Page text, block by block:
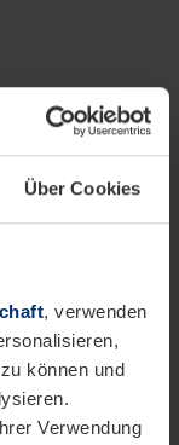
Über Cookies
, verwenden
können und
Verwendung